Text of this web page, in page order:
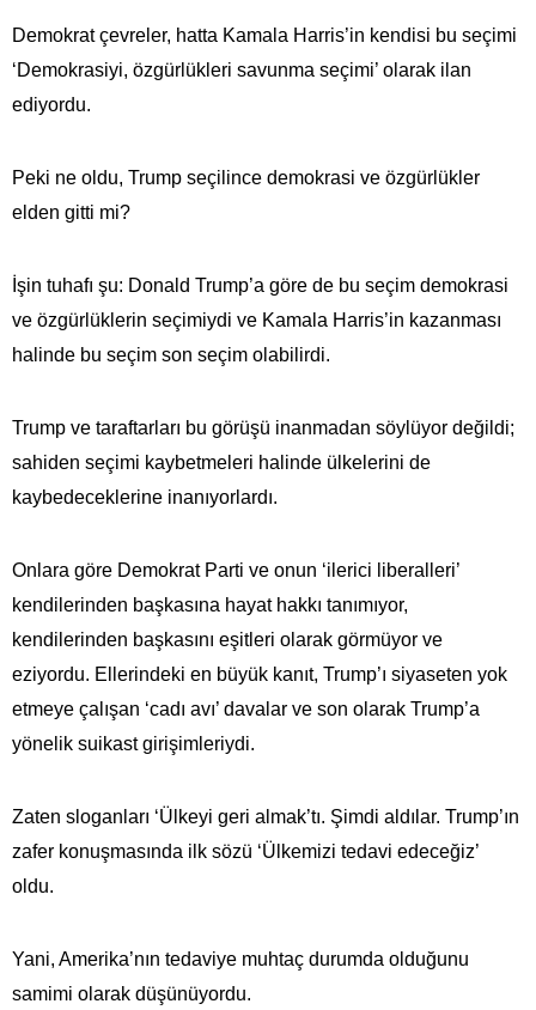
Demokrat çevreler, hatta Kamala Harris’in kendisi bu seçimi
‘Demokrasiyi, özgürlükleri savunma seçimi’ olarak ilan
ediyordu.
Peki ne oldu, Trump seçilince demokrasi ve özgürlükler
elden gitti mi?
İşin tuhafı şu: Donald Trump’a göre de bu seçim demokrasi
ve özgürlüklerin seçimiydi ve Kamala Harris’in kazanması
halinde bu seçim son seçim olabilirdi.
Trump ve taraftarları bu görüşü inanmadan söylüyor değildi;
sahiden seçimi kaybetmeleri halinde ülkelerini de
kaybedeceklerine inanıyorlardı.
Onlara göre Demokrat Parti ve onun ‘ilerici liberalleri’
kendilerinden başkasına hayat hakkı tanımıyor,
kendilerinden başkasını eşitleri olarak görmüyor ve
eziyordu. Ellerindeki en büyük kanıt, Trump’ı siyaseten yok
etmeye çalışan ‘cadı avı’ davalar ve son olarak Trump’a
yönelik suikast girişimleriydi.
Zaten sloganları ‘Ülkeyi geri almak’tı. Şimdi aldılar. Trump’ın
zafer konuşmasında ilk sözü ‘Ülkemizi tedavi edeceğiz’
oldu.
Yani, Amerika’nın tedaviye muhtaç durumda olduğunu
samimi olarak düşünüyordu.